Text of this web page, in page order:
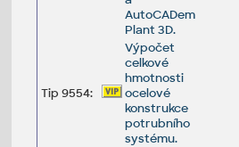
AutoCADem
Plant 3D.
Tip 9554:
Výpočet
celkové
hmotnosti
ocelové
konstrukce
potrubního
systému.